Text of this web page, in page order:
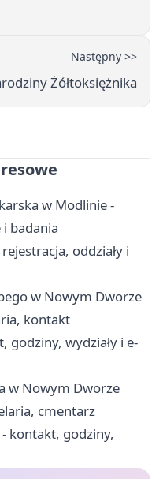
Następny >>
Żółtoksiężnika
w Modlinie -
badania
oddziały i
w Nowym Dworze
kontakt
godziny, wydziały i e-
w Nowym Dworze
cmentarz
kontakt, godziny,